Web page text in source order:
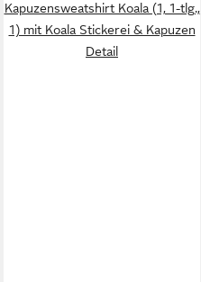
Kapuzensweatshirt Koala (1, 1-tlg.,
1) mit Koala Stickerei & Kapuzen
Detail